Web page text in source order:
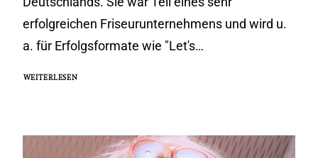
erfolgreichen Friseurunternehmens und wird u.
a. für Erfolgsformate wie "Let's…
WEITERLESEN